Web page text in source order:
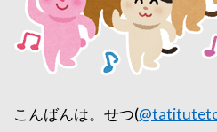
こんばんは。せつ(